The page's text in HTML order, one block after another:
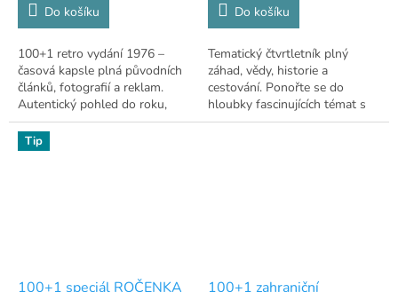
Do košíku
100+1 retro vydání 1976 –
časová kapsle plná původních
článků, fotografií a reklam.
Autentický pohled do roku,
který formoval moderní svět.
Do košíku
Tematický čtvrtletník plný
záhad, vědy, historie a
cestování. Ponořte se do
hloubky fascinujících témat s
magazínem 100+1 Speciál!
Tip
100+1 speciál ROČENKA 100+1 zahraniční